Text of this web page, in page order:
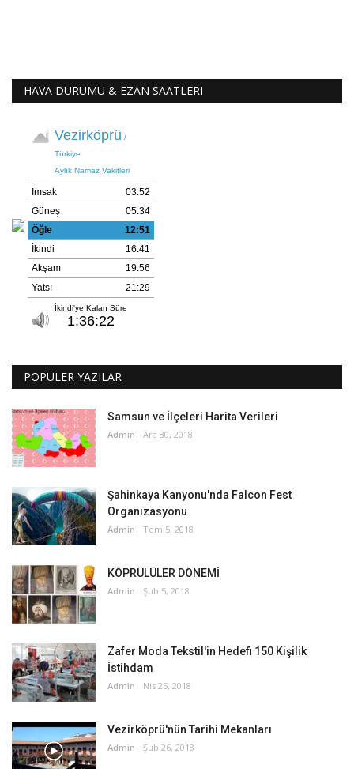
HAVA DURUMU & EZAN SAATLERI
POPÜLER YAZILAR
Samsun ve İlçeleri Harita Verileri
Admin Ara 30, 2018
Şahinkaya Kanyonu'nda Falcon Fest
Organizasyonu
Admin Tem 5, 2018
KÖPRÜLÜLER DÖNEMİ
Admin Şub 5, 2018
Zafer Moda Tekstil'in Hedefi 150 Kişilik
İstihdam
Admin Nis 25, 2018
Vezirköprü'nün Tarihi Mekanları
Admin Şub 26, 2018